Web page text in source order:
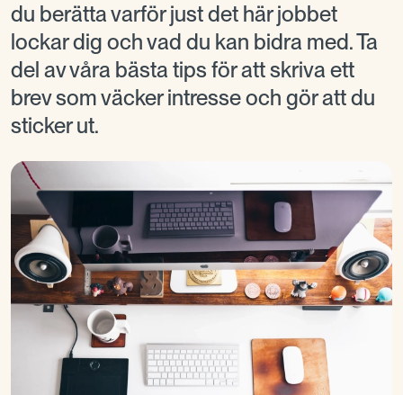
du berätta varför just det här jobbet
lockar dig och vad du kan bidra med. Ta
del av våra bästa tips för att skriva ett
brev som väcker intresse och gör att du
sticker ut.